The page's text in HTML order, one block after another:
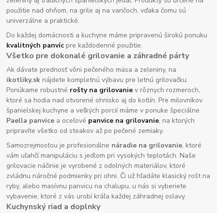
použitie nad ohňom, na grile aj na varičoch, vďaka čomu sú
univerzálne a praktické.
Do každej domácnosti a kuchyne máme pripravenú širokú ponuku
kvalitných panvíc pre každodenné použitie.
Všetko pre dokonalé grilovanie a záhradné párty
Ak dávate prednosť vôni pečeného mäsa a zeleniny, na
ikotliky.sk nájdete kompletnú výbavu pre letnú grilovačku.
Ponúkame robustné rošty na grilovanie v rôznych rozmeroch,
ktoré sa hodia nad otvorené ohnisko aj do kotlín. Pre milovníkov
španielskej kuchyne a veľkých porcií máme v ponuke špeciálne
Paella panvice a oceľové panvice na grilovanie, na ktorých
pripravíte všetko od steakov až po pečené zemiaky.
Samozrejmosťou je profesionálne náradie na grilovanie, ktoré
vám uľahčí manipuláciu s jedlom pri vysokých teplotách. Naše
grilovacie náčinie je vyrobené z odolných materiálov, ktoré
zvládnu náročné podmienky pri ohni. Či už hľadáte klasický rošt na
ryby, alebo masívnu panvicu na chalupu, u nás si vyberiete
vybavenie, ktoré z vás urobí kráľa každej záhradnej oslavy.
Kuchynský riad a doplnky